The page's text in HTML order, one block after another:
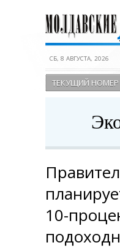
СБ, 8 АВГУСТА, 2026
ТЕКУЩИЙ НОМЕР
10-